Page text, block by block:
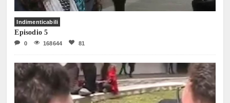
Indimenticabili
Episodio 5
0 168644 81